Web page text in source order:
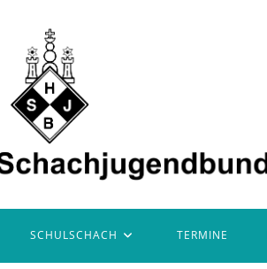
SCHULSCHACH TERMINE